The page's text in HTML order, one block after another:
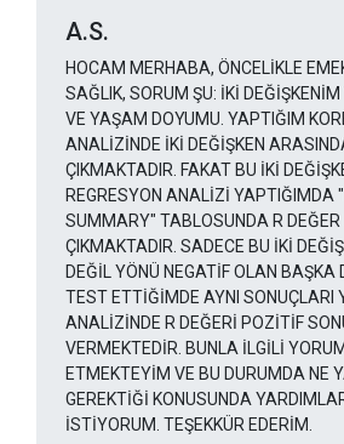
A.S.
HOCAM MERHABA, ÖNCELİKLE
SAĞLIK, SORUM ŞU: İKİ
VE YAŞAM DOYUMU. YAPTIĞIM
ANALİZİNDE İKİ DEĞİŞKEN
ÇIKMAKTADIR. FAKAT BU İKİ
REGRESYON ANALİZİ YAPTIĞIMDA
SUMMARY" TABLOSUNDA R
ÇIKMAKTADIR. SADECE BU İKİ
DEĞİL YÖNÜ NEGATİF OLAN BAŞKA
TEST ETTİĞİMDE AYNI SONUÇLARI
ANALİZİNDE R DEĞERİ POZİTİF
VERMEKTEDİR. BUNLA İLGİLİ
ETMEKTEYİM VE BU DURUMDA NE
GEREKTİĞİ KONUSUNDA
İSTİYORUM. TEŞEKKÜR EDERİM.